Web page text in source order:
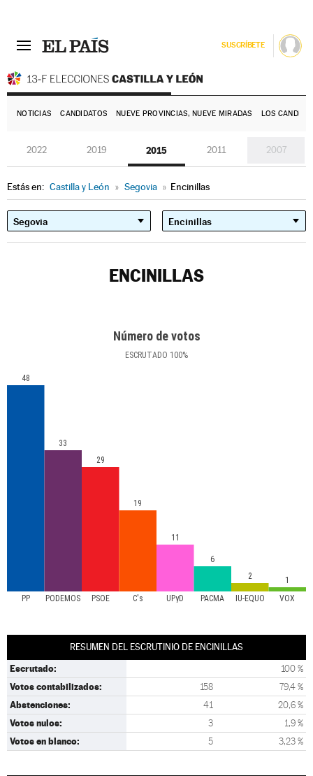
SUSCRÍBETE
NOTICIAS CANDIDATOS NUEVE PROVINCIAS, NUEVE MIRADAS LOS
2022 2019 2015 2011 2007
Estás en: Castilla y León » Segovia » Encinillas
ENCINILLAS
Número de votos
ESCRUTADO 100%
PP PODEMOS PSOE C's UPyD PACMA IU-EQUO VOX
48
33
29
19
11
6
2
1
RESUMEN DEL ESCRUTINIO DE ENCINILLAS
Escrutado: 100 %
Votos contabilizados: 158 79,4 %
Abstenciones: 41 20,6 %
Votos nulos: 3 1,9 %
Votos en blanco: 5 3,23 %